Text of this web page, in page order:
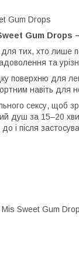
Gum Drops
Gum Drops
тих, хто лише
та
поверхню для
навіть для
сексу, щоб
душ за 15–20
і після
Mis Sweet Gum